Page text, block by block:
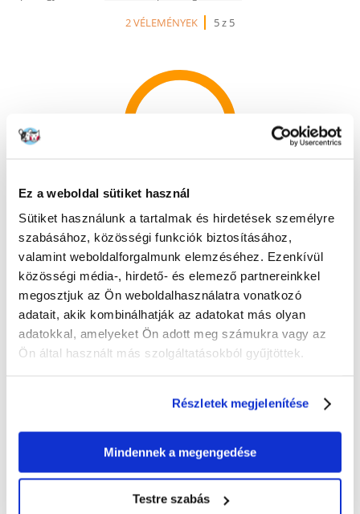
Ez a weboldal sütiket használ
Sütiket használunk a tartalmak és hirdetések személyre
szabásához, közösségi funkciók biztosításához,
valamint weboldalforgalmunk elemzéséhez. Ezenkívül
közösségi média-, hirdető- és elemező partnereinkkel
megosztjuk az Ön weboldalhasználatra vonatkozó
adatait, akik kombinálhatják az adatokat más olyan
adatokkal, amelyeket Ön adott meg számukra vagy az
Ön által használt más szolgáltatásokból gyűjtöttek.
Részletek megjelenítése
Mindennek a megengedése
Testre szabás
2 VÉLEMÉNYEK
5 z 5
Recommend
100% AZ ÜGYFELEK AJÁNLJÁK EZT A TERMÉKET
ÉRTÉKELJE ÖN IS
Leírás
TRIXIE PREMIO A lazacos pástétomegy különleges jutalomfalat
kutyája számára. Ez a jutalomfalat nemcsak intenzív ízével örvendezteti
meg, hanem krémes állagának köszönhetően a gyógyszeradagolást is
megkönnyíti. Kiváló minőségű alapanyagokból készült, így a legjobb
között. Tegye boldoggá és egészségessé kutyáját a TRIXIE PREMIO
-nem tartalmaz hozzáadott cukrot
Összetevők: hal és haltermékek (12 % lazac), olajok és zsírok,
burgonyakeményítő, rizskeményítő , zöldségek.